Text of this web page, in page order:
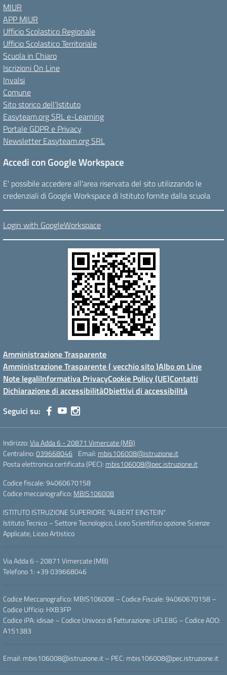
MIUR
APP MIUR
Ufficio Scolastico Regionale
Ufficio Scolastico Territoriale
Scuola in Chiaro
Iscrizioni On Line
Invalsi
Comune
Sito storico dell’Istituto
Easyteam.org SRL e-Learning
Portale GDPR e Privacy
Newsletter Easyteam.org SRL
Accedi con Google Workspace
E' possibile accedere all'area riservata del sito utilizzando le
credenziali di Google Workspace di Istituto fornite dalla scuola
Login with GoogleWorkspace
Amministrazione Trasparente
Amministrazione Trasparente ( vecchio sito )Albo on Line
Note legaliInformativa PrivacyCookie Policy (UE)Contatti
Dichiarazione di accessibilitàObiettivi di accessibilità
Seguici su:
Indirizzo:Via Adda 6 - 20871 Vimercate (MB)
Centralino:039668046 Email: mbis106008@istruzione.it
Posta elettronica certificata (PEC): mbis106008@pec.istruzione.it
Codice fiscale: 94060670158
Codice meccanografico: MBIS106008
ISTITUTO ISTRUZIONE SUPERIORE "ALBERT EINSTEIN"
Istituto Tecnico – Settore Tecnologico, Liceo Scientifico opzione Scienze
Applicate, Liceo Artistico
Via Adda 6 - 20871 Vimercate (MB)
Telefono 1: +39 039668046
Codice Meccanografico: MBIS106008 – Codice Fiscale: 94060670158 –
Codice Ufficio: HXB3FP
Codice iPA: idisae – Codice Univoco di Fatturazione: UFLE8G – Codice AOO:
A151383
Email: mbis106008@istruzione.it – PEC: mbis106008@pec.istruzione.it